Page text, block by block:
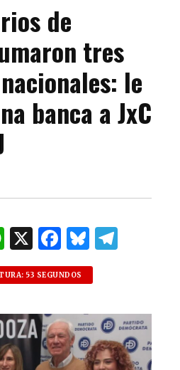
de
tres
le
banca a JxC
W
h
at
s
A
p
X F
a
c
e
b
o
B
lu
es
k
y
g
ra
m
53 SEGUNDOS